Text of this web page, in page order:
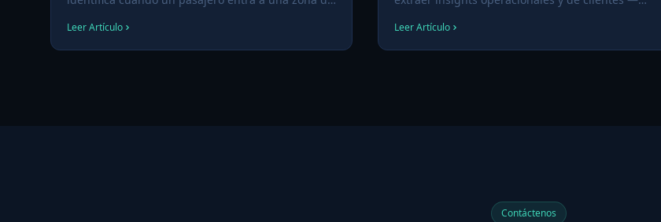
de andén, punto de validación — sin pagar la
tarifa, y genera una alerta en tiempo real o un
Leer Artículo
longitud de cola, demografía y prevención de
pérdidas — convirtiendo la infraestructura de
Leer Artículo
Contáctenos